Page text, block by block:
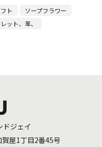
ト
ソープフラワー
ット、革、
ドジェイ
屋1丁目2番45号